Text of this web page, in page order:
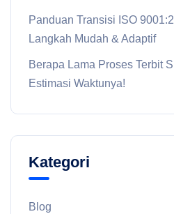
Panduan Transisi ISO
Langkah Mudah & Adaptif
Berapa Lama Proses Terbit
Estimasi Waktunya!
Kategori
Blog